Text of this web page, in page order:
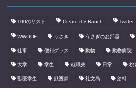
100のリスト Create the Ranch Twitter
WWOOF うさぎ うさぎのお部屋
仕事 便利グッズ 動物 動物病院
大学 学生 就職先 日常 桃
獣医学生 獣医師 礼文島 給料